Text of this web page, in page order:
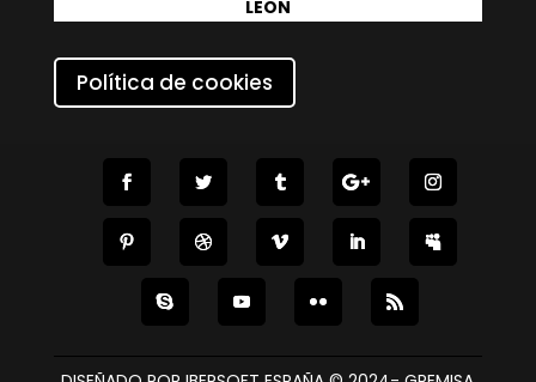
LEON
Política de cookies